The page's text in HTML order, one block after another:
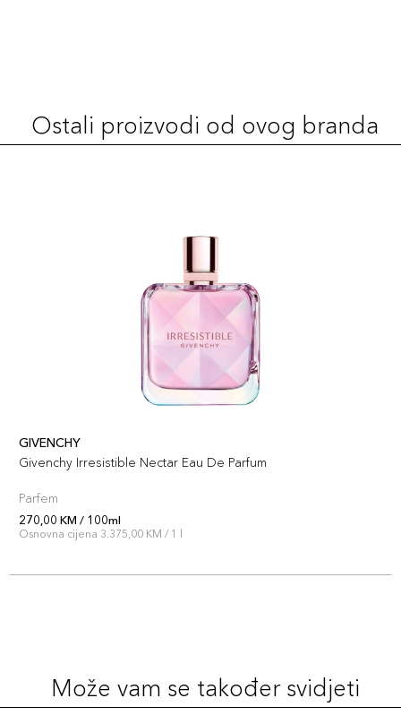
Ostali proizvodi od ovog branda
GIVENCHY
Givenchy Irresistible Nectar Eau De Parfum
Parfem
270,00 KM / 100ml
Osnovna cijena 3.375,00 KM / 1 l
Može vam se također svidjeti